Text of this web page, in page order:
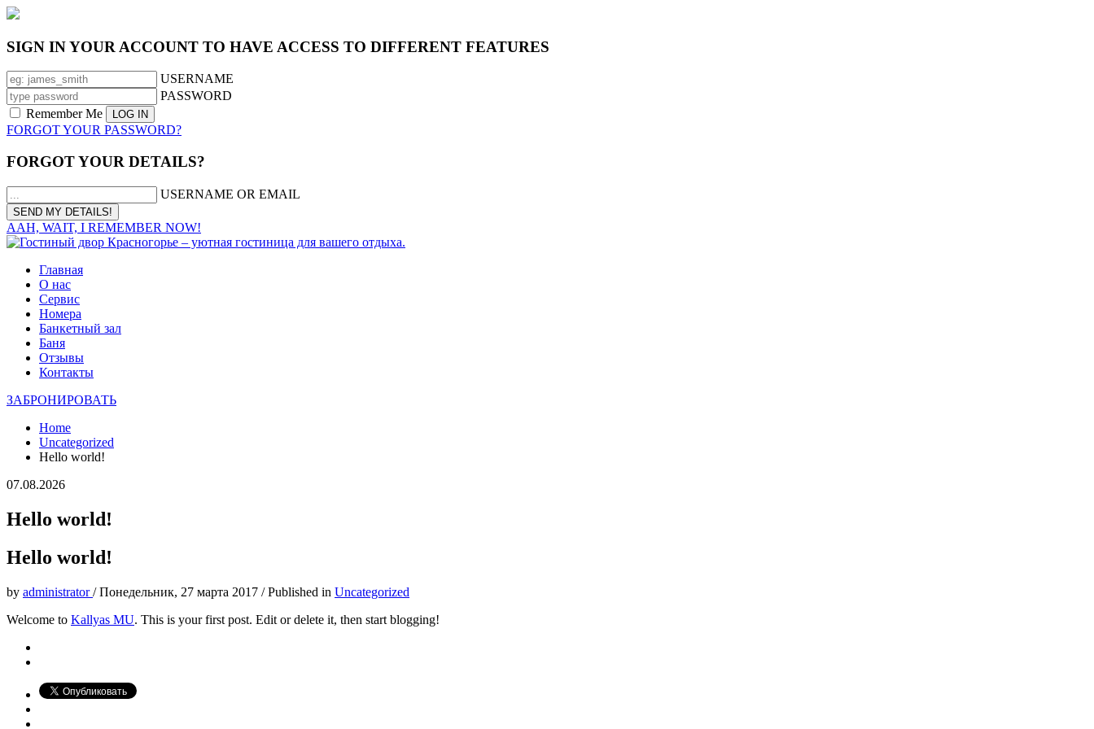
SIGN IN YOUR ACCOUNT TO HAVE ACCESS TO DIFFERENT FEATURES
USERNAME
PASSWORD
Remember Me
FORGOT YOUR PASSWORD?
FORGOT YOUR DETAILS?
USERNAME OR EMAIL
AAH, WAIT, I REMEMBER NOW!
Главная
О нас
Сервис
Номера
Банкетный зал
Баня
Отзывы
Контакты
ЗАБРОНИРОВАТЬ
Home
Uncategorized
Hello world!
07.08.2026
Hello world!
Hello world!
by administrator/Понедельник, 27 марта 2017 /Published in Uncategorized
Welcome to Kallyas MU. This is your first post. Edit or delete it, then start blogging!